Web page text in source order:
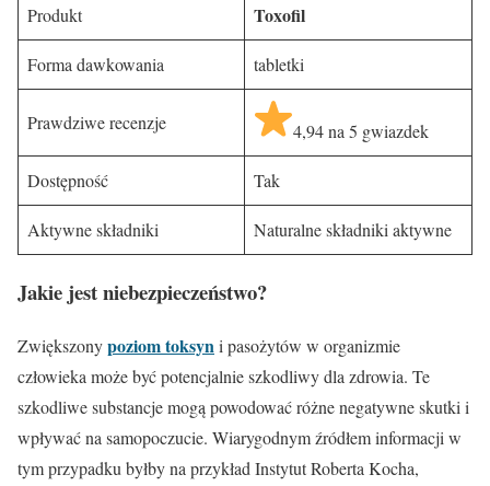
Produkt Toxofil
Forma dawkowania tabletki
Prawdziwe recenzje 4,94 na 5 gwiazdek
Dostępność Tak
Aktywne składniki Naturalne składniki aktywne
Jakie jest niebezpieczeństwo?
Zwiększonypoziom toksyni pasożytów w organizmie
człowieka może być potencjalnie szkodliwy dla zdrowia. Te
szkodliwe substancje mogą powodować różne negatywne skutki i
wpływać na samopoczucie. Wiarygodnym źródłem informacji w
tym przypadku byłby na przykład Instytut Roberta Kocha,